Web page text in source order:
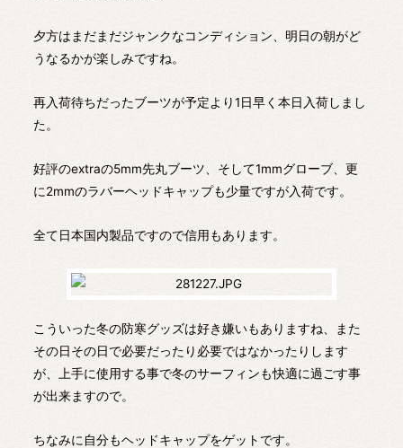
夕方はまだまだジャンクなコンディション、明日の朝がど
うなるかが楽しみですね。
再入荷待ちだったブーツが予定より1日早く本日入荷しまし
た。
好評のextraの5mm先丸ブーツ、そして1mmグローブ、更
に2mmのラバーヘッドキャップも少量ですが入荷です。
全て日本国内製品ですので信用もあります。
こういった冬の防寒グッズは好き嫌いもありますね、また
その日その日で必要だったり必要ではなかったりします
が、上手に使用する事で冬のサーフィンも快適に過ごす事
が出来ますので。
ちなみに自分もヘッドキャップをゲットです。